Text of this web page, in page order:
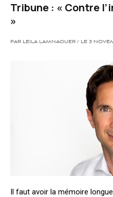
Tribune : « Contre
»
PAR LEILA LAMNAOUER / LE 3
Il faut avoir la mémoire